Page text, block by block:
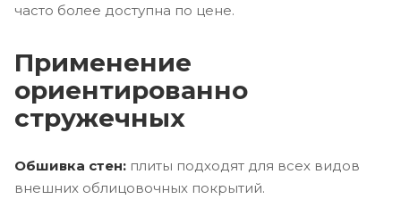
часто более доступна по цене.
Применение
ориентированно
стружечных
Обшивка стен: плиты подходят для всех видов
внешних облицовочных покрытий.